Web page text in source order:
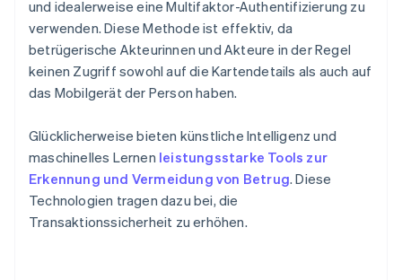
und idealerweise eine Multifaktor-Authentifizierung zu
verwenden. Diese Methode ist effektiv, da
betrügerische Akteurinnen und Akteure in der Regel
keinen Zugriff sowohl auf die Kartendetails als auch auf
das Mobilgerät der Person haben.
Glücklicherweise bieten künstliche Intelligenz und
maschinelles Lernen leistungsstarke Tools zur
Erkennung und Vermeidung von Betrug. Diese
Technologien tragen dazu bei, die
Transaktionssicherheit zu erhöhen.